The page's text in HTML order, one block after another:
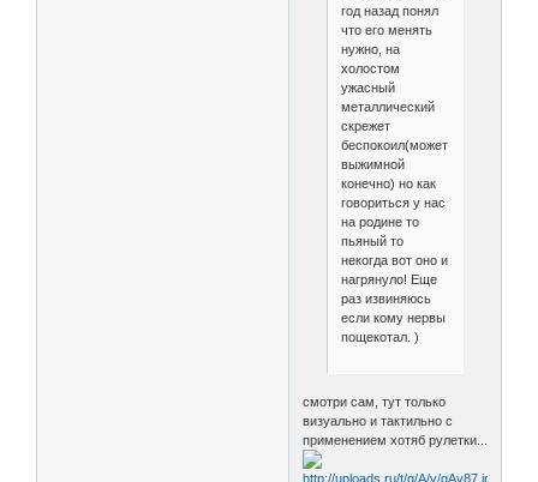
год назад понял
что его менять
нужно, на
холостом
ужасный
металлический
скрежет
беспокоил(может
выжимной
конечно) но как
говориться у нас
на родине то
пьяный то
некогда вот оно и
нагрянуло! Еще
раз извиняюсь
если кому нервы
пощекотал. )
смотри сам, тут только
визуально и тактильно с
применением хотяб рулетки...